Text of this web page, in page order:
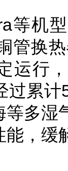
等机
管换
运行
过累
多湿
，缓